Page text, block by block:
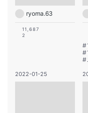
ryoma.63
11,687
2
#
#
#
2022-01-25